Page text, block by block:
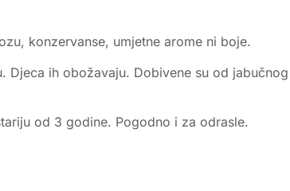
konzervanse, umjetne arome ni boje.
Djeca ih obožavaju. Dobivene su od
od 3 godine. Pogodno i za odrasle.